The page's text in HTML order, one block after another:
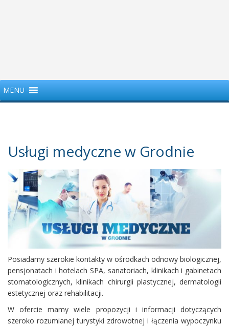
MENU
Usługi medyczne w Grodnie
Posiadamy szerokie kontakty w ośrodkach odnowy biologicznej,
pensjonatach i hotelach SPA, sanatoriach, klinikach i gabinetach
stomatologicznych, klinikach chirurgii plastycznej, dermatologii
estetycznej oraz rehabilitacji.
W ofercie mamy wiele propozycji i informacji dotyczących
szeroko rozumianej turystyki zdrowotnej i łączenia wypoczynku